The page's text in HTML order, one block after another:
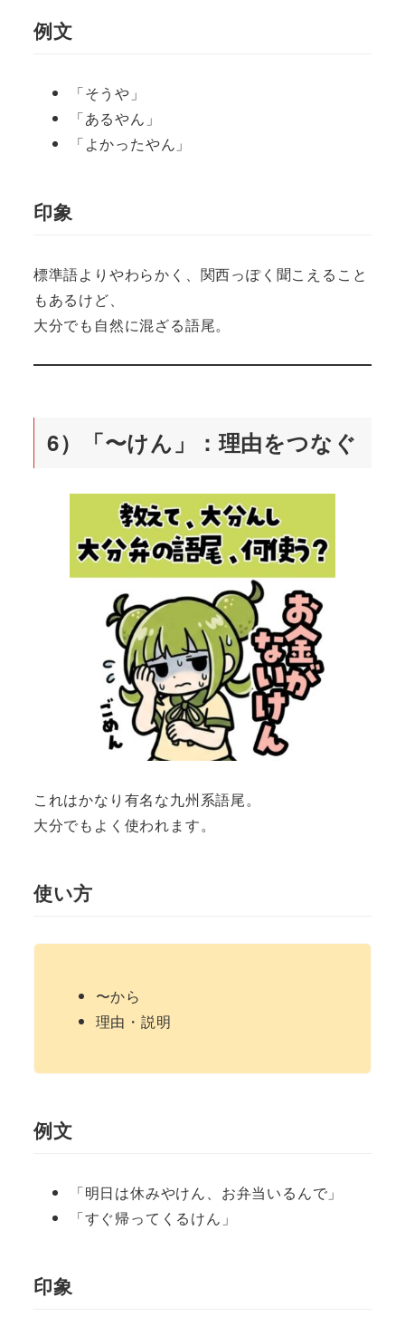
例文
「そうや」
「あるやん」
「よかったやん」
印象
標準語よりやわらかく、関西っぽく聞こえること
もあるけど、
大分でも自然に混ざる語尾。
6）「〜けん」：理由をつなぐ
これはかなり有名な九州系語尾。
大分でもよく使われます。
使い方
〜から
理由・説明
例文
「明日は休みやけん、お弁当いるんで」
「すぐ帰ってくるけん」
印象